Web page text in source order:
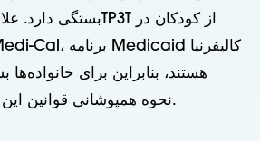
هستند، بنابراین برای
نحوه همپوشانی قوانین این دو برنامه آگاه باشند.